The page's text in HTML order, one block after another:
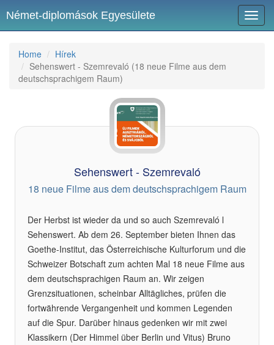
Német-diplomások Egyesülete
Home
Hírek
Sehenswert - Szemrevaló (18 neue Filme aus dem
deutschsprachigem Raum)
Sehenswert - Szemrevaló
18 neue Filme aus dem deutschsprachigem Raum
Der Herbst ist wieder da und so auch Szemrevaló l
Sehenswert. Ab dem 26. September bieten Ihnen das
Goethe-Institut, das Österreichische Kulturforum und die
Schweizer Botschaft zum achten Mal 18 neue Filme aus
dem deutschsprachigen Raum an. Wir zeigen
Grenzsituationen, scheinbar Alltägliches, prüfen die
fortwährende Vergangenheit und kommen Legenden
auf die Spur. Darüber hinaus gedenken wir mit zwei
Klassikern (Der Himmel über Berlin und Vitus) Bruno